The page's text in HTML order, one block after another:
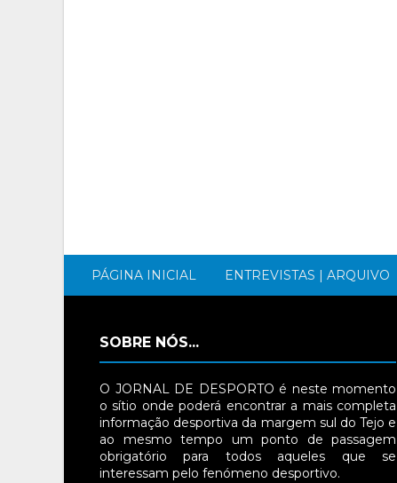
PÁGINA INICIAL ENTREVISTAS | ARQUIVO
SOBRE NÓS...
O JORNAL DE DESPORTO é neste momento
o sítio onde poderá encontrar a mais completa
informação desportiva da margem sul do Tejo e
ao mesmo tempo um ponto de passagem
obrigatório para todos aqueles que se
interessam pelo fenómeno desportivo.